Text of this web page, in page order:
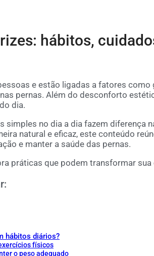
hábitos,
e estão ligadas a fatores como
pernas. Além do desconforto
dia.
simples no dia a dia fazem diferença
natural e eficaz, este conteúdo
e manter a saúde das pernas.
práticas que podem transformar sua
hábitos diários?
físicos
o peso adequado